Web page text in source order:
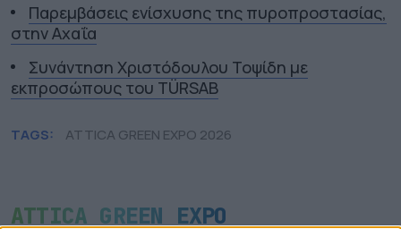
Παρεμβάσεις ενίσχυσης της πυροπροστασίας,
στην Αχαΐα
Συνάντηση Χριστόδουλου Τοψίδη με
εκπροσώπους του TÜRSAB
TAGS: ATTICA GREEN EXPO 2026
ATTICA GREEN EXPO